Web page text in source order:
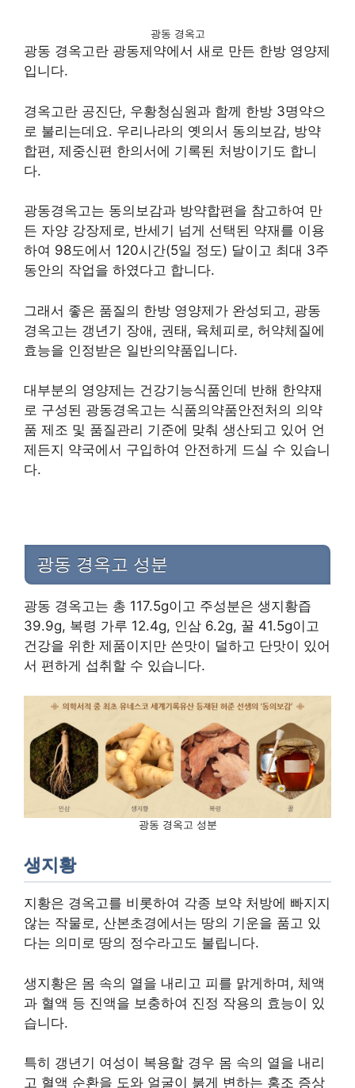
광동 경옥고
광동 경옥고란 광동제약에서 새로 만든 한방 영양제
입니다.
경옥고란 공진단, 우황청심원과 함께 한방 3명약으
로 불리는데요. 우리나라의 옛의서 동의보감, 방약
합편, 제중신편 한의서에 기록된 처방이기도 합니
다.
광동경옥고는 동의보감과 방약합편을 참고하여 만
든 자양 강장제로, 반세기 넘게 선택된 약재를 이용
하여 98도에서 120시간(5일 정도) 달이고 최대 3주
동안의 작업을 하였다고 합니다.
그래서 좋은 품질의 한방 영양제가 완성되고, 광동
경옥고는 갱년기 장애, 권태, 육체피로, 허약체질에
효능을 인정받은 일반의약품입니다.
대부분의 영양제는 건강기능식품인데 반해 한약재
로 구성된 광동경옥고는 식품의약품안전처의 의약
품 제조 및 품질관리 기준에 맞춰 생산되고 있어 언
제든지 약국에서 구입하여 안전하게 드실 수 있습니
다.
광동 경옥고 성분
광동 경옥고는 총 117.5g이고 주성분은 생지황즙
39.9g, 복령 가루 12.4g, 인삼 6.2g, 꿀 41.5g이고
건강을 위한 제품이지만 쓴맛이 덜하고 단맛이 있어
서 편하게 섭취할 수 있습니다.
광동 경옥고 성분
생지황
지황은 경옥고를 비롯하여 각종 보약 처방에 빠지지
않는 작물로, 산본초경에서는 땅의 기운을 품고 있
다는 의미로 땅의 정수라고도 불립니다.
생지황은 몸 속의 열을 내리고 피를 맑게하며, 체액
과 혈액 등 진액을 보충하여 진정 작용의 효능이 있
습니다.
특히 갱년기 여성이 복용할 경우 몸 속의 열을 내리
고 혈액 순환을 도와 얼굴이 붉게 변하는 홍조 증상